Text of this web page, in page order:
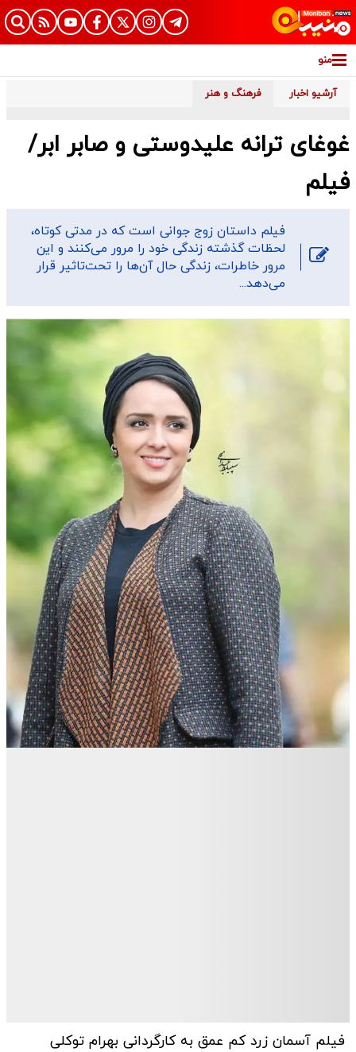
منو
آرشیو اخبار فرهنگ و هنر
غوغای ترانه علیدوستی و صابر ابر/
فیلم
فیلم داستان زوج جوانی است که در مدتی کوتاه،
لحظات گذشته زندگی خود را مرور می‌کنند و این
مرور خاطرات، زندگی حال آن‌ها را تحت‌تاثیر قرار
می‌دهد...
فیلم آسمان زرد کم عمق به کارگردانی بهرام توکلی